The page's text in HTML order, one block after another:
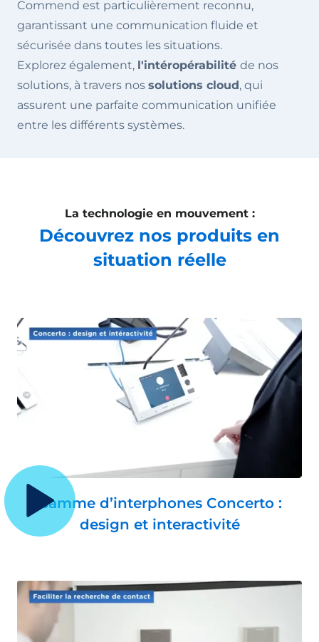
Commend est particulièrement reconnu,
garantissant une communication fluide et
sécurisée dans toutes les situations.
Explorez également, l'intéropérabilité de nos
solutions, à travers nos solutions cloud, qui
assurent une parfaite communication unifiée
entre les différents systèmes.
La technologie en mouvement :
Découvrez nos produits en
situation réelle
Gamme d’interphones Concerto :
design et interactivité